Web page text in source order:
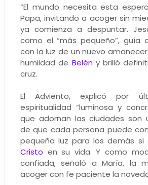
“El mundo necesita esta
Papa, invitando a acoger sin
ya comienza a despuntar.
como el “más pequeño”, guía
con la luz de un nuevo
humildad de Belény brilló
cruz.
El Adviento, explicó por
espiritualidad “luminosa y
que adornan las ciudades son
de que cada persona puede
pequeña luz para los demás si
Cristo en su vida. Y como
confiada, señaló a María, la
acoger con fe paciente la